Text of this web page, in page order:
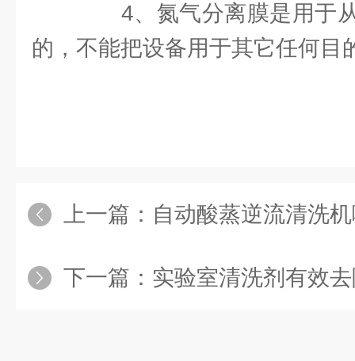
4、氮气分离膜是用于从
的，不能把设备用于其它任何目
上一篇： 自动酸蒸逆流清洗机哪
下一篇： 实验室清洗剂有效去